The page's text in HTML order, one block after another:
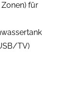
für
TV)